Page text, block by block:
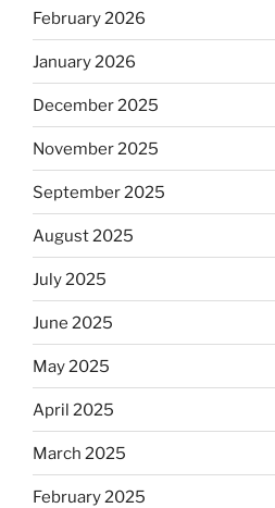
February 2026
January 2026
December 2025
November 2025
September 2025
August 2025
July 2025
June 2025
May 2025
April 2025
March 2025
February 2025